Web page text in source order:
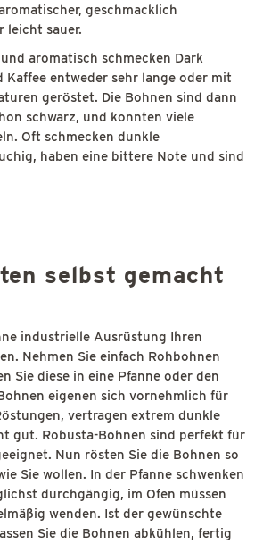
geschmacklich
leicht sauer.
aromatisch schmecken Dark
Kaffee entweder sehr lange oder mit
geröstet. Die Bohnen sind dann
schwarz, und konnten viele
Oft schmecken dunkle
haben eine bittere Note und sind
selbst gemacht
industrielle Ausrüstung Ihren
Nehmen Sie einfach Rohbohnen
Sie diese in eine Pfanne oder den
eigenen sich vornehmlich für
vertragen extrem dunkle
gut. Robusta-Bohnen sind perfekt für
Nun rösten Sie die Bohnen so
Sie wollen. In der Pfanne schwenken
durchgängig, im Ofen müssen
wenden. Ist der gewünschte
Sie die Bohnen abkühlen, fertig